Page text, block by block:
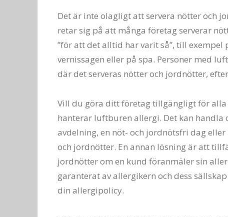
Det är inte olagligt att servera nötter och
retar sig på att många företag serverar
”för att det alltid har varit så”, till exempel
vernissagen eller på spa. Personer med
där det serveras nötter och jordnötter,
Vill du göra ditt företag tillgängligt för
hanterar luftburen allergi. Det kan
avdelning, en nöt- och jordnötsfri dag
och jordnötter. En annan lösning är att
jordnötter om en kund föranmäler sin
garanterat av allergikern och dess
din allergipolicy.